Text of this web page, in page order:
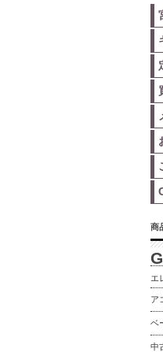
商
エ
ア
ベ
中